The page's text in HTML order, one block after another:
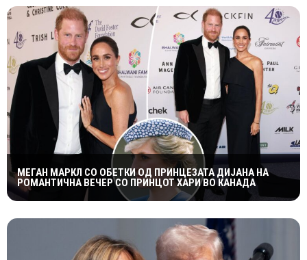
МЕГАН МАРКЛ СО ОБЕТКИ ОД ПРИНЦЕЗАТА ДИЈАНА НА
РОМАНТИЧНА ВЕЧЕР СО ПРИНЦОТ ХАРИ ВО КАНАДА